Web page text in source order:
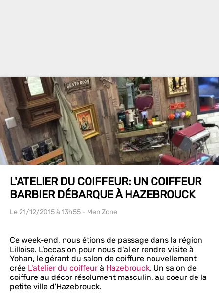
L'ATELIER DU COIFFEUR: UN COIFFEUR
BARBIER DÉBARQUE À HAZEBROUCK
Le 21/12/2015à 13h55 - Men Zone
Ce week-end, nous étions de passage dans la région
Lilloise. L’occasion pour nous d'aller rendre visite à
Yohan, le gérant du salon de coiffure nouvellement
crée L'atelier du coiffeur à Hazebrouck. Un salon de
coiffure au décor résolument masculin, au coeur de la
petite ville d'Hazebrouck.